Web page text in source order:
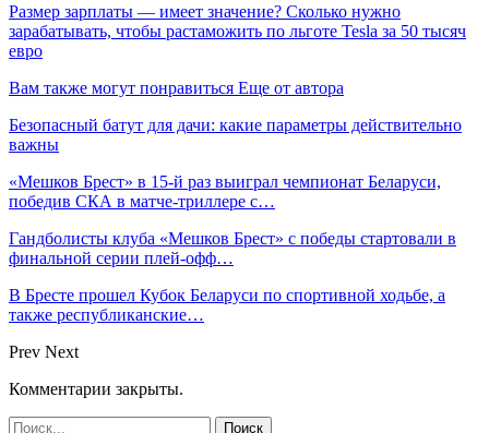
Размер зарплаты — имеет значение? Сколько нужно
зарабатывать, чтобы растаможить по льготе Tesla за 50 тысяч
евро
Вам также могут понравиться Еще от автора
Безопасный батут для дачи: какие параметры действительно
важны
«Мешков Брест» в 15-й раз выиграл чемпионат Беларуси,
победив СКА в матче-триллере с…
Гандболисты клуба «Мешков Брест» с победы стартовали в
финальной серии плей-офф…
В Бресте прошел Кубок Беларуси по спортивной ходьбе, а
также республиканские…
Prev Next
Комментарии закрыты.